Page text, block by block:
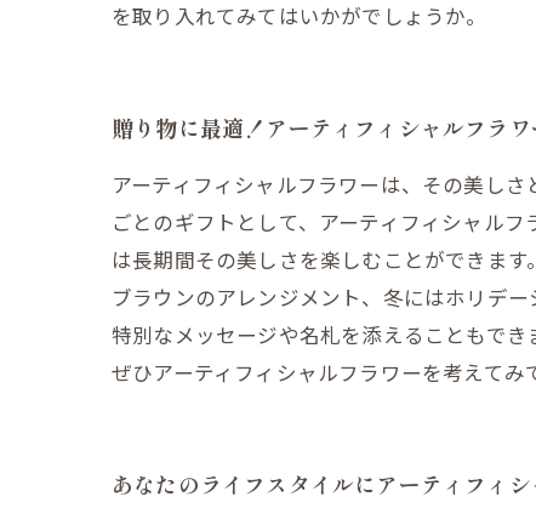
を取り入れてみてはいかがでしょうか。
贈り物に最適！アーティフィシャルフラ
アーティフィシャルフラワーは、その美し
ごとのギフトとして、アーティフィシャル
は長期間その美しさを楽しむことができま
ブラウンのアレンジメント、冬にはホリデ
特別なメッセージや名札を添えることもで
ぜひアーティフィシャルフラワーを考えてみ
あなたのライフスタイルにアーティフィ